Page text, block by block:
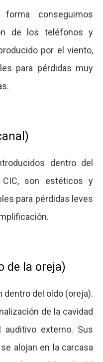
conseguimos
de los teléfonos y
por el viento,
para pérdidas muy
dentro del
son estéticos y
para pérdidas leves
de la oreja)
dentro del oído (oreja).
de la cavidad
externo. Sus
alojan en la carcasa